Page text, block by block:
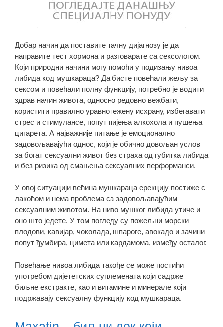
Добар начин да поставите тачну дијагнозу је да
направите тест хормона и разговарате са сексологом.
Који природни начини могу помоћи у подизању нивоа
либида код мушкараца? Да бисте повећали жељу за
сексом и повећали полну функцију, потребно је водити
здрав начин живота, односно редовно вежбати,
користити правилно уравнотежену исхрану, избегавати
стрес и стимулансе, попут пијења алкохола и пушења
цигарета. А најважније питање је емоционално
задовољавајући однос, који је обично довољан услов
за богат сексуални живот без страха од губитка либида
и без ризика од смањења сексуалних перформанси.
У овој ситуацији већина мушкараца ерекцију постиже с
лакоћом и нема проблема са задовољавајућим
сексуалним животом. На ниво мушког либида утиче и
оно што једете. У том погледу су пожељни морски
плодови, кавијар, чоколада, шпароге, авокадо и зачини
попут ђумбира, цимета или кардамома, између осталог.
Повећање нивоа либида такође се може постићи
употребом дијететских суплемената који садрже
биљне екстракте, као и витамине и минерале који
подржавају сексуалну функцију код мушкараца.